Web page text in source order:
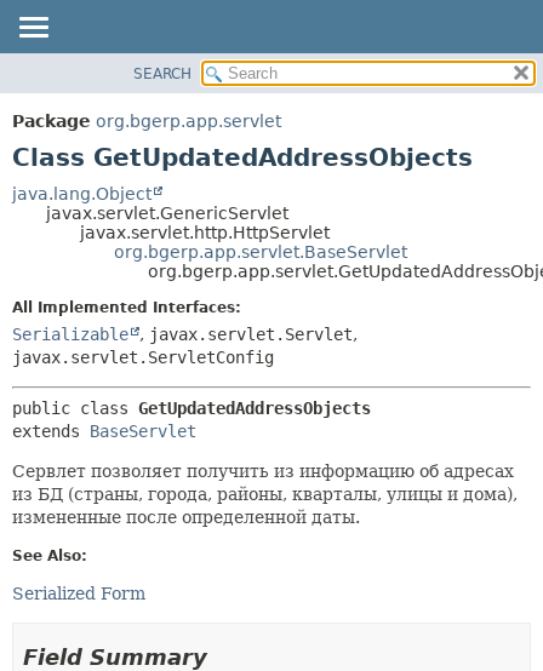
PACKAGE
CLASS
DEPRECATED
DETAIL:
FIELD
METHOD
SEARCH
Package org.bgerp.app.servlet
Class GetUpdatedAddressObjects
java.lang.Object
javax.servlet.GenericServlet
javax.servlet.http.HttpServlet
org.bgerp.app.servlet.BaseServlet
All Implemented Interfaces:
Serializable , javax.servlet.Servlet,
javax.servlet.ServletConfig
public class GetUpdatedAddressObjects
extends BaseServlet
Сервлет позволяет получить из информацию об адресах
из БД (страны, города, районы, кварталы, улицы и дома),
измененные после определенной даты.
See Also:
Serialized Form
Field Summary